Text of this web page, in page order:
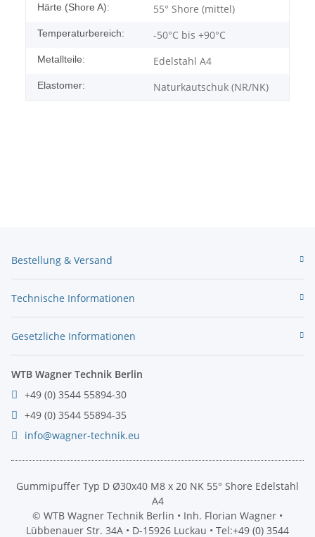
Härte (Shore A): 55° Shore (mittel)
Temperaturbereich: -50°C bis +90°C
Metallteile: Edelstahl A4
Elastomer: Naturkautschuk (NR/NK)
Bestellung & Versand
Technische Informationen
Gesetzliche Informationen
WTB Wagner Technik Berlin
+49 (0) 3544 55894-30
+49 (0) 3544 55894-35
info@wagner-technik.eu
Gummipuffer Typ D Ø30x40 M8 x 20 NK 55° Shore Edelstahl
A4
© WTB Wagner Technik Berlin • Inh. Florian Wagner •
Lübbenauer Str. 34A • D-15926 Luckau • Tel:+49 (0) 3544